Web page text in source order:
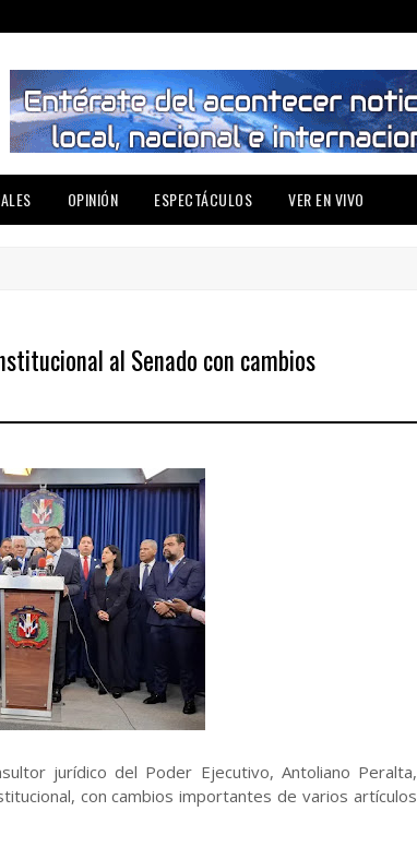
OPINIÓN ESPECTÁCULOS VER EN VIVO
al Senado con cambios
jurídico del Poder Ejecutivo, Antoliano Peralta,
con cambios importantes de varios artículos